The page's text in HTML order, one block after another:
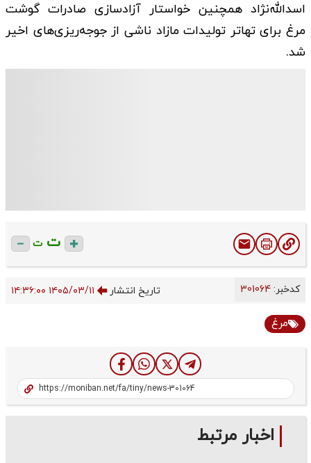
اسدالله‌نژاد همچنین خواستار آزادسازی صادرات گوشت
مرغ برای تهاتر تولیدات مازاد ناشی از جوجه‌ریزی‌های اخیر
شد.
ت ت
کدخبر: تاریخ انتشار ۱۴۰۵/۰۳/۱۱ ۱۴:۳۶:۰۰
مرغ
اخبار مرتبط